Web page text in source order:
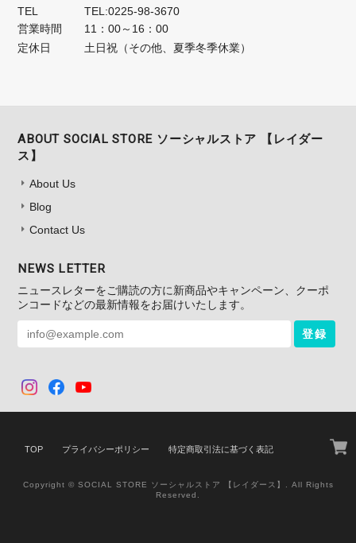
TEL
TEL:0225-98-3670
営業時間
11：00～16：00
定休日
土日祝（その他、夏季冬季休業）
ABOUT SOCIAL STORE ソーシャルストア 【レイダー
ス】
About Us
Blog
Contact Us
NEWS LETTER
ニュースレターをご購読の方に新商品やキャンペーン、クーポ
ンコードなどの最新情報をお届けいたします。
登録
TOP プライバシーポリシー 特定商取引法に基づく表記
Copyright © SOCIAL STORE ソーシャルストア 【レイダース】. All Rights
Reserved.